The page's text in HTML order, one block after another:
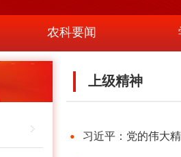
农科要闻
上级精神
习近平：党的伟大